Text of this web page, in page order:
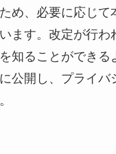
め、必要に応じて
ます。改定が行わ
知ることができる
公開し、プライバ